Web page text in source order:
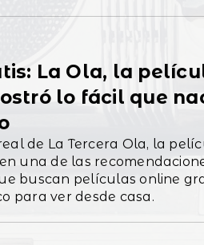
como Cine y Documentales
La Ola, la
lo fácil que
de La Tercera Ola, la
una de las
buscan películas online
para ver desde casa.